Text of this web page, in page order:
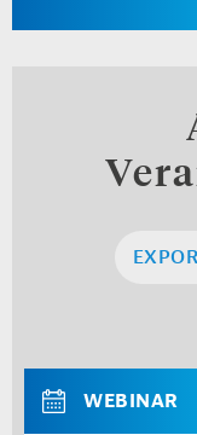
WEBINAR